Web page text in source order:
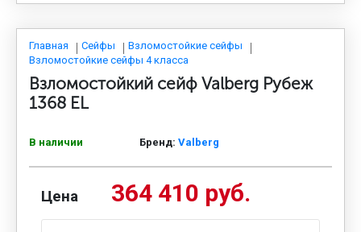
МЕБЕЛЬ ДЛЯ ДОМА
МЕБЕЛЬ ДЛЯ СТОЛОВЫХ
Главная Сейфы
Взломостойкие сейфы
Взломостойкие сейфы 4 класса
Взломостойкий сейф Valberg Рубеж
1368 EL
В наличии Бренд: Valberg
Цена 364 410 руб.